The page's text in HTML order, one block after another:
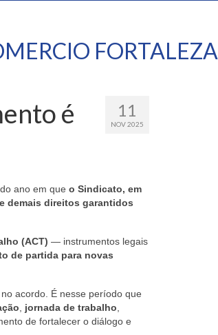
FORTALEZA
11
NOV 2025
é
ano em que o Sindicato, em
demais direitos garantidos
(ACT) — instrumentos legais
de partida para novas
acordo. É nesse período que
jornada de trabalho
de fortalecer o diálogo e